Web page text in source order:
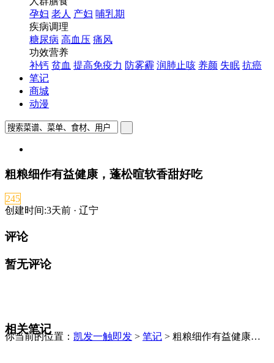
孕妇 老人 产妇 哺乳期
疾病调理
糖尿病 高血压 痛风
功效营养
补钙 贫血 提高免疫力 防雾霾 润肺止咳 养颜 失眠 抗癌
笔记
商城
动漫
粗粮细作有益健康，蓬松暄软香甜好吃
245
创建时间:3天前 · 辽宁
评论
暂无评论
你当前的位置： 凯发一触即发 > 笔记
相关笔记